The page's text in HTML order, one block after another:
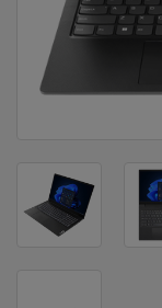
ENERGIJA
SECURITY